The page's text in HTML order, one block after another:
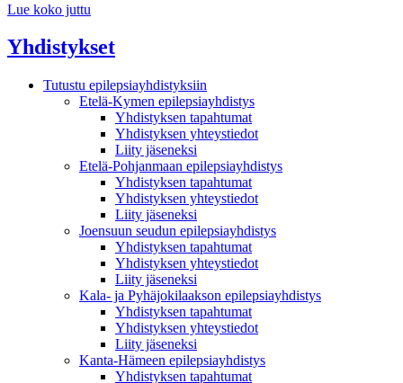
Lue koko juttu
Yhdistykset
Tutustu epilepsiayhdistyksiin
Etelä-Kymen epilepsiayhdistys
Yhdistyksen tapahtumat
Yhdistyksen yhteystiedot
Liity jäseneksi
Etelä-Pohjanmaan epilepsiayhdistys
Yhdistyksen tapahtumat
Yhdistyksen yhteystiedot
Liity jäseneksi
Joensuun seudun epilepsiayhdistys
Yhdistyksen tapahtumat
Yhdistyksen yhteystiedot
Liity jäseneksi
Kala- ja Pyhäjokilaakson epilepsiayhdistys
Yhdistyksen tapahtumat
Yhdistyksen yhteystiedot
Liity jäseneksi
Kanta-Hämeen epilepsiayhdistys
Yhdistyksen tapahtumat